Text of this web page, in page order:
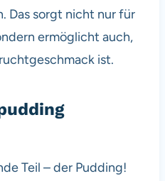
Das sorgt nicht nur für
ermöglicht auch,
ist.
Teil – der Pudding!